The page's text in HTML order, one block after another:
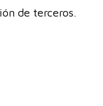
de terceros.